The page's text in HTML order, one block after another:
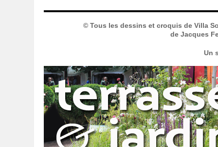
© Tous les dessins et croquis de Villa
de Jacques
Un